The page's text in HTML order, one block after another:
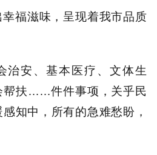
福滋味，呈现着我市品质
治安、基本医疗、文体生
帮扶……件件事项，关乎民
知中，所有的急难愁盼，